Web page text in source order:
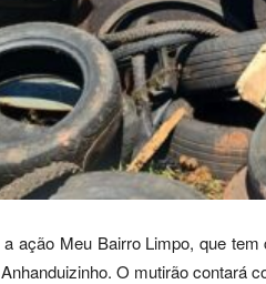
ação Meu Bairro Limpo, que
O mutirão contará